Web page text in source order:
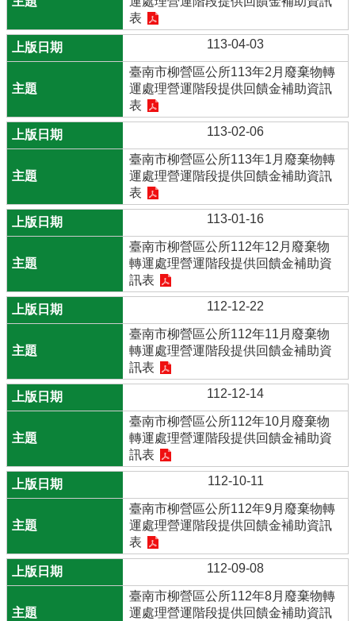
表
113-04-03
臺南市柳營區公所113年2月廢棄物轉
運處理營運階段提供回饋金補助資訊
表
113-02-06
臺南市柳營區公所113年1月廢棄物轉
運處理營運階段提供回饋金補助資訊
表
113-01-16
臺南市柳營區公所112年12月廢棄物
轉運處理營運階段提供回饋金補助資
訊表
112-12-22
臺南市柳營區公所112年11月廢棄物
轉運處理營運階段提供回饋金補助資
訊表
112-12-14
臺南市柳營區公所112年10月廢棄物
轉運處理營運階段提供回饋金補助資
訊表
112-10-11
臺南市柳營區公所112年9月廢棄物轉
運處理營運階段提供回饋金補助資訊
表
112-09-08
臺南市柳營區公所112年8月廢棄物轉
運處理營運階段提供回饋金補助資訊